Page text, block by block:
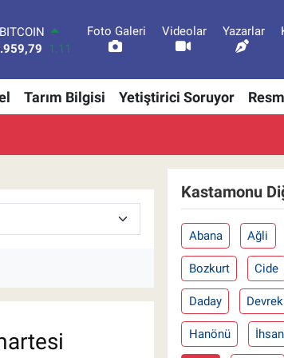
BITCOIN
1.11
0.18
EURO
0.32
Foto Galeri Videolar Yazarlar
Tarım Bilgisi Yetiştirici Soruyor
Kastamonu
Abana Ağli
Bozkurt Cide
Daday
Hanönü